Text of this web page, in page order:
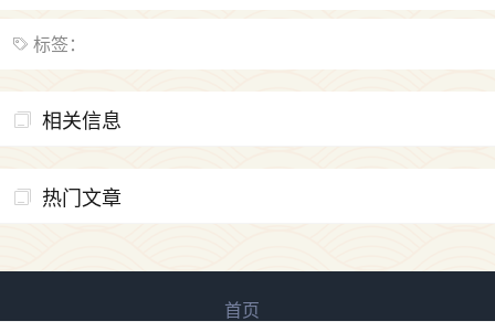
标签：
相关信息
热门文章
首页